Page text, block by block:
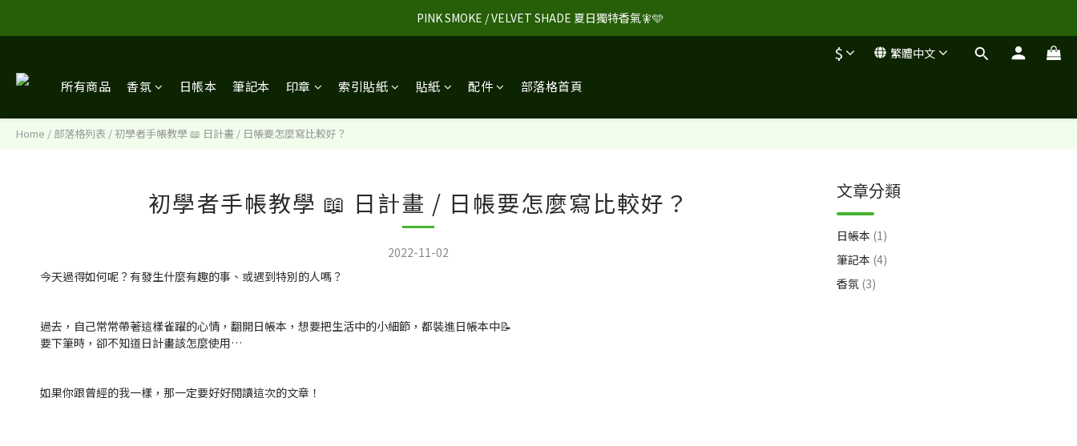
PINK SMOKE / VELVET SHADE 夏日獨特香氣🧚🩵
$ 繁體中文
所有商品 香氛 日帳本 筆記本 印章 索引貼紙 貼紙 配件 部落格首頁
Home / 部落格列表 /初學者手帳教學 📖 日計畫 / 日帳要怎麼寫比較好？
初學者手帳教學 📖 日計畫 / 日帳要怎麼寫比較好？
2022-11-02
今天過得如何呢？有發生什麼有趣的事、或遇到特別的人嗎？
過去，自己常常帶著這樣雀躍的心情，翻開日帳本，想要把生活中的小細節，都裝進日帳本中📝
要下筆時，卻不知道日計畫該怎麼使用…
如果你跟曾經的我一樣，那一定要好好閱讀這次的文章！
文章分類
日帳本 (1)
筆記本 (4)
香氛 (3)